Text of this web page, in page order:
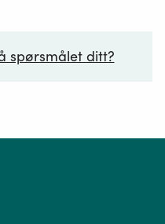
spørsmålet ditt?